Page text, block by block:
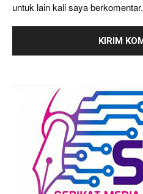
untuk lain kali saya berkomentar.